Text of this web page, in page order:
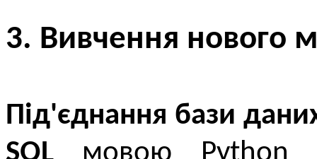
3. Вивчення нового
Під'єднання бази